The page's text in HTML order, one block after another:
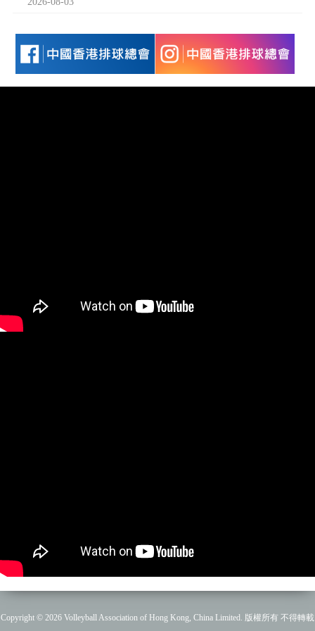
Copyright © 2026 Volleyball Association of Hong Kong, China Limited. 版權所有 不得轉載